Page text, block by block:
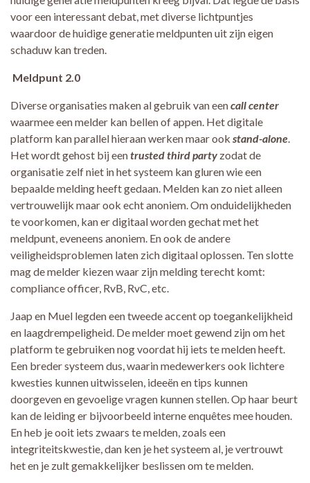
voor een interessant debat, met diverse lichtpuntjes
waardoor de huidige generatie meldpunten uit zijn eigen
schaduw kan treden.
Meldpunt 2.0
Diverse organisaties maken al gebruik van eencallcenter
waarmee een melder kan bellen of appen. Het digitale
platform kan parallel hieraan werken maar ook stand-alone
Het wordt gehost bij eentrusted third partyzodat de
organisatie zelf niet in het systeem kan gluren wie een
bepaalde melding heeft gedaan. Melden kan zo niet alleen
vertrouwelijk maar ook echt anoniem. Om onduidelijkheden
te voorkomen, kan er digitaal worden gechat met het
meldpunt, eveneens anoniem. En ook de andere
veiligheidsproblemen laten zich digitaal oplossen. Ten slotte
mag de melder kiezen waar zijn melding terecht komt:
compliance officer, RvB, RvC, etc.
Jaap en Muel legden een tweede accent op toegankelijkheid
en laagdrempeligheid. De melder moet gewend zijn om het
platform te gebruiken nog voordat hij iets te melden heeft.
Een breder systeem dus, waarin medewerkers ook lichtere
kwesties kunnen uitwisselen, ideeën en tips kunnen
doorgeven en gevoelige vragen kunnen stellen. Op haar beurt
kan de leiding er bijvoorbeeld interne enquêtes mee houden.
En heb je ooit iets zwaars te melden, zoals een
integriteitskwestie, dan ken je het systeem al, je vertrouwt
het en je zult gemakkelijker beslissen om te melden.